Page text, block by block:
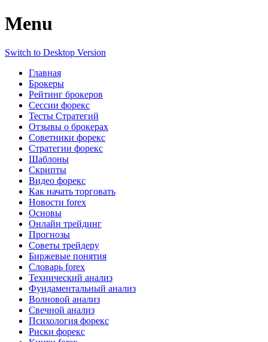
Menu
Switch to Desktop Version
Главная
Брокеры
Рейтинг брокеров
Сессии форекс
Тесты Стратегий
Отзывы о брокерах
Советники форекс
Стратегии форекс
Шаблоны
Скрипты
Видео форекс
Как начать торговать
Новости forex
Основы
Онлайн трейдинг
Прогнозы
Советы трейдеру
Биржевые понятия
Словарь forex
Технический анализ
Фундаментальный анализ
Волновой анализ
Свечной анализ
Психология форекс
Риски форекс